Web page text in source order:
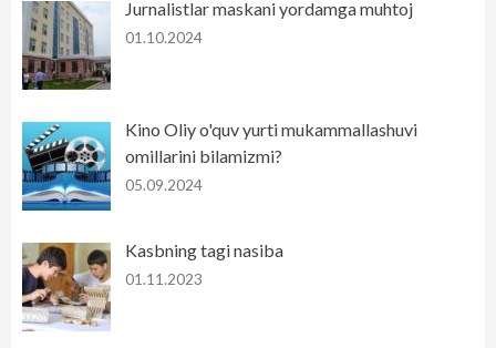
Jurnalistlar maskani yordamga muhtoj
01.10.2024
Kino Oliy o'quv yurti mukammallashuvi
omillarini bilamizmi?
05.09.2024
Kasbning tagi nasiba
01.11.2023